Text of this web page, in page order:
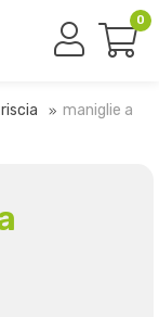
0
maniglie a